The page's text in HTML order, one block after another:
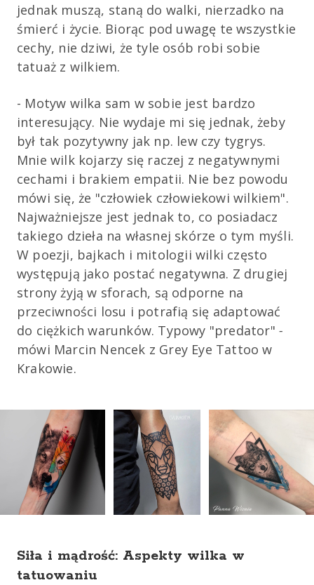
jednak muszą, staną do walki, nierzadko na
śmierć i życie. Biorąc pod uwagę te wszystkie
cechy, nie dziwi, że tyle osób robi sobie
tatuaż z wilkiem.
- Motyw wilka sam w sobie jest bardzo
interesujący. Nie wydaje mi się jednak, żeby
był tak pozytywny jak np. lew czy tygrys.
Mnie wilk kojarzy się raczej z negatywnymi
cechami i brakiem empatii. Nie bez powodu
mówi się, że "człowiek człowiekowi wilkiem".
Najważniejsze jest jednak to, co posiadacz
takiego dzieła na własnej skórze o tym myśli.
W poezji, bajkach i mitologii wilki często
występują jako postać negatywna. Z drugiej
strony żyją w sforach, są odporne na
przeciwności losu i potrafią się adaptować
do ciężkich warunków. Typowy "predator" -
mówi Marcin Nencek z Grey Eye Tattoo w
Krakowie.
Siła i mądrość: Aspekty wilka w
tatuowaniu